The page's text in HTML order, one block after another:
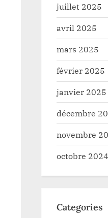
juillet 2025
avril 2025
mars 2025
février 2025
janvier 2025
décembre
novembre
octobre 2024
Categories